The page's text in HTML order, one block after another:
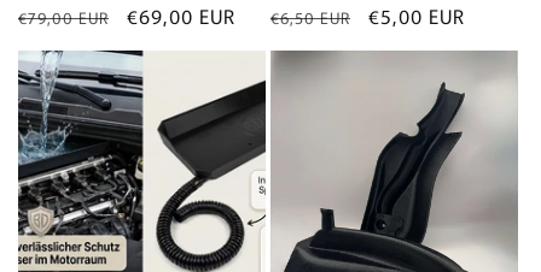
Normaler
Preis
€79,00 EUR Verkaufspreis
€69,00 EUR
Normaler
Preis
€6,50 EUR Verkaufspreis
€5,00 EUR